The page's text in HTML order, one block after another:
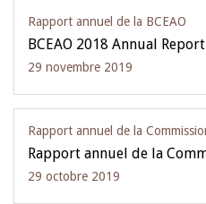
Rapport annuel de la BCEAO
BCEAO 2018 Annual Report
29 novembre 2019
Rapport annuel de la
Rapport annuel de la
29 octobre 2019